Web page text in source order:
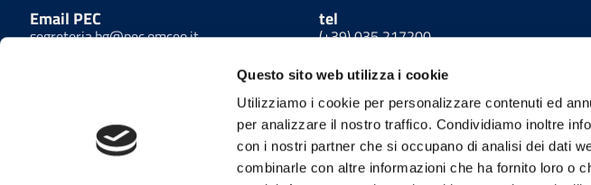
Questo sito web utilizza i cookie
Utilizziamo i cookie per personalizzare contenuti ed
per analizzare il nostro traffico. Condividiamo inoltre
con i nostri partner che si occupano di analisi dei dati
combinarle con altre informazioni che ha fornito loro o
Email PEC
segreteria.bg@pec.omceo.it
tel
(+39) 035 217200
fax
(+39) 035 217230
Link utili Amministrazione trasparente